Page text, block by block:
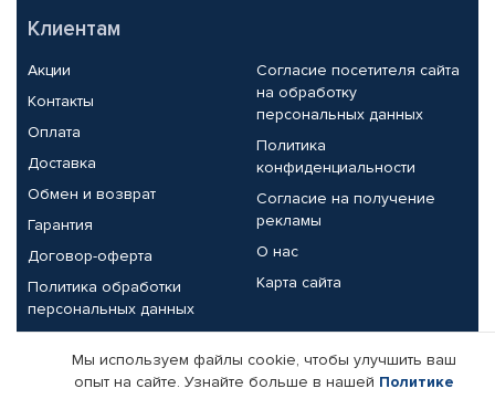
Клиентам
Акции
Контакты
Оплата
Доставка
Обмен и возврат
Гарантия
Договор-оферта
Политика обработки
персональных данных
Согласие посетителя сайта
на обработку
персональных данных
Политика
конфиденциальности
Согласие на получение
рекламы
О нас
Карта сайта
Партнерам
Мы используем файлы cookie, чтобы улучшить ваш
опыт на сайте. Узнайте больше в нашей Политике